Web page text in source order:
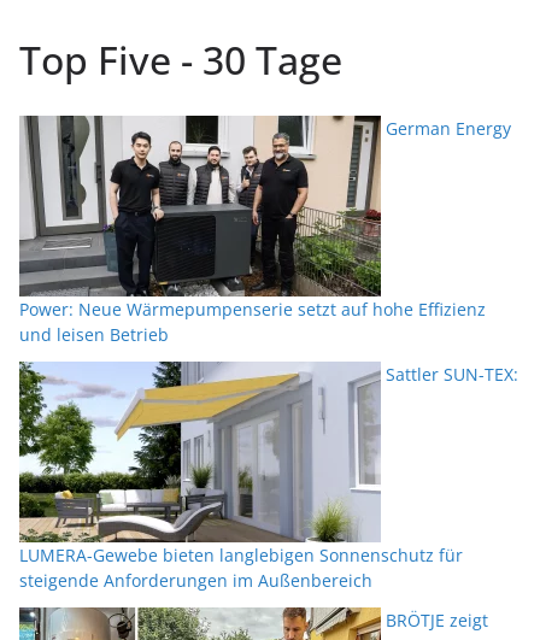
Top Five - 30 Tage
German Energy
Power: Neue Wärmepumpenserie setzt auf hohe Effizienz
und leisen Betrieb
Sattler SUN-TEX:
LUMERA-Gewebe bieten langlebigen Sonnenschutz für
steigende Anforderungen im Außenbereich
BRÖTJE zeigt